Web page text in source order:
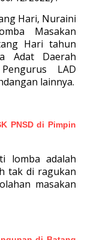
Hari, Nuraini
Masakan
Hari tahun
Adat Daerah
LAD
lainnya.
PNSD di Pimpin
lomba adalah
tak di ragukan
masakan